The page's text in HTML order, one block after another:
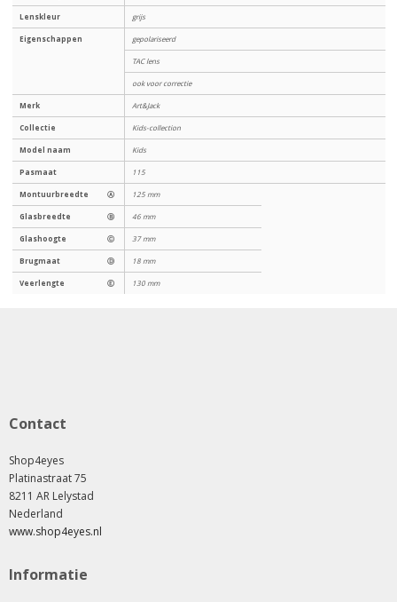
Lenskleur grijs
Eigenschappen gepolariseerd
TAC lens
ook voor correctie
Merk Art&Jack
Collectie Kids-collection
Model naam Kids
Pasmaat 115
Montuurbreedte Ⓐ 125 mm
Glasbreedte Ⓑ 46 mm
Glashoogte Ⓒ 37 mm
Brugmaat Ⓓ 18 mm
Veerlengte Ⓔ 130 mm
Contact
Shop4eyes
Platinastraat 75
8211 AR Lelystad
Nederland
www.shop4eyes.nl
Informatie